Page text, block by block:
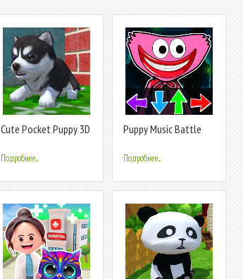
Cute Pocket Puppy 3D
Подробнее...
Puppy Music Battle
Подробнее...